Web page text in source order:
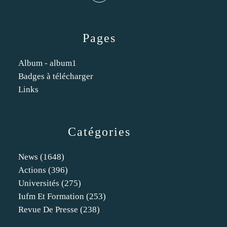
Catégories
News (1648)
Actions (396)
Universités (275)
Iufm Et Formation (253)
Revue De Presse (238)
Pages
Album - album1
Badges à télécharger
Links